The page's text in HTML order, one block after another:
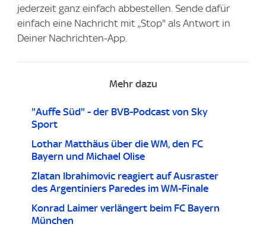
jederzeit ganz einfach abbestellen. Sende dafür
einfach eine Nachricht mit „Stop" als Antwort in
Deiner Nachrichten-App.
Mehr dazu
"Auffe Süd" - der BVB-Podcast von Sky
Sport
Lothar Matthäus über die WM, den FC
Bayern und Michael Olise
Zlatan Ibrahimovic reagiert auf Ausraster
des Argentiniers Paredes im WM-Finale
Konrad Laimer verlängert beim FC Bayern
München